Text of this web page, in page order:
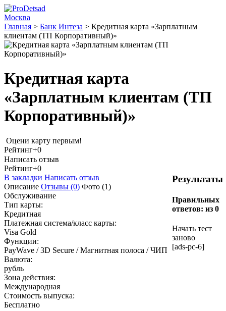
Москва
Главная > Банк Интеза > Кредитная карта «Зарплатным
клиентам (ТП Корпоративный)»
Кредитная карта
«Зарплатным клиентам (ТП
Корпоративный)»
Оцени карту первым!
Рейтинг+0
Написать отзыв
Результаты
Правильных
ответов: из 0
Начать тест
заново
[ads-pc-6]
Рейтинг+0
В закладки Написать отзыв
Описание Отзывы (0) Фото (1)
Обслуживание
Тип карты:
Кредитная
Платежная система/класс карты:
Visa Gold
Функции:
PayWave / 3D Secure / Магнитная полоса / ЧИП
Валюта:
рубль
Зона действия:
Международная
Стоимость выпуска:
Бесплатно